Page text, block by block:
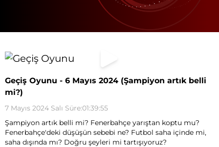
Geçiş Oyunu - 6 Mayıs 2024 (Şampiyon artık belli
mi?)
7 Mayıs 2024 Salı Süre:01:39:55
Şampiyon artık belli mi? Fenerbahçe yarıştan koptu mu?
Fenerbahçe'deki düşüşün sebebi ne? Futbol saha içinde mi,
saha dışında mı? Doğru şeyleri mi tartışıyoruz?